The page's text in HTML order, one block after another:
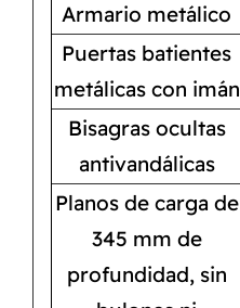
Armario metálico
Puertas batientes
metálicas con imán
Bisagras ocultas
antivandálicas
Planos de carga de
345 mm de
profundidad, sin